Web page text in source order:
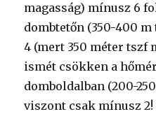
magasság) mínusz 6
dombtetőn (350-400
4 (mert 350 méter tszf
ismét csökken a
domboldalban (200-
viszont csak mínusz